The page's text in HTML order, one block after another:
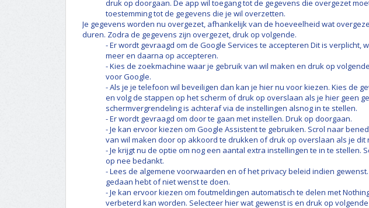
druk op doorgaan. De app wil toegang tot de gegevens die overgezet
toestemming tot de gegevens die je wil overzetten.
Je gegevens worden nu overgezet, afhankelijk van de hoeveelheid wat
duren. Zodra de gegevens zijn overgezet, druk op volgende.
- Er wordt gevraagd om de Google Services te accepteren Dit is verplicht,
meer en daarna op accepteren.
- Kies de zoekmachine waar je gebruik van wil maken en druk op
voor Google.
- Als je je telefoon wil beveiligen dan kan je hier nu voor kiezen. Kies de
en volg de stappen op het scherm of druk op overslaan als je hier geen
schermvergrendeling is achteraf via de instellingen alsnog in te stellen.
- Er wordt gevraagd om door te gaan met instellen. Druk op doorgaan.
- Je kan ervoor kiezen om Google Assistent te gebruiken. Scrol naar
van wil maken door op akkoord te drukken of druk op overslaan als je dit
- Je krijgt nu de optie om nog een aantal extra instellingen te in te stellen.
op nee bedankt.
- Lees de algemene voorwaarden en of het privacy beleid indien
gedaan hebt of niet wenst te doen.
- Je kan ervoor kiezen om foutmeldingen automatisch te delen met
verbeterd kan worden. Selecteer hier wat gewenst is en druk op